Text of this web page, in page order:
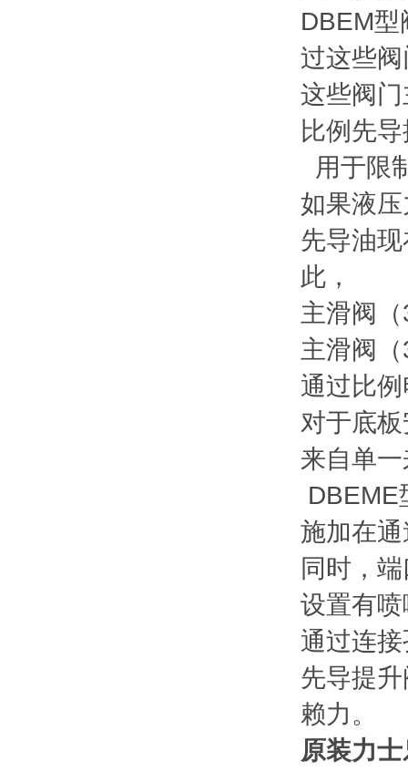
DBEM
过这些
这些阀
比例先
用于限
如果液
先导油
此，
主滑阀
主滑阀
通过比
对于底
来自单
DBEME
施加在
同时，
设置有
通过连
先导提
赖力。
原装力